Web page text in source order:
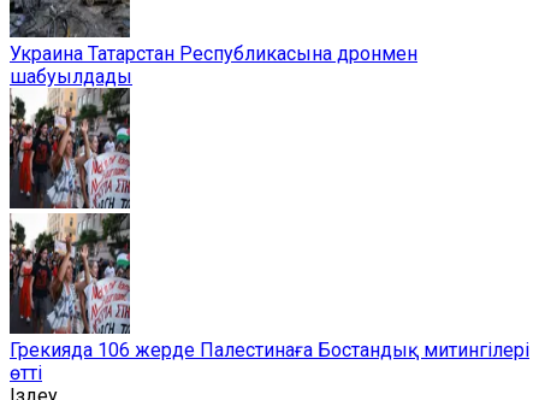
Украина Татарстан Республикасына дронмен
шабуылдады
Грекияда 106 жерде Палестинаға Бостандық митингілері
өтті